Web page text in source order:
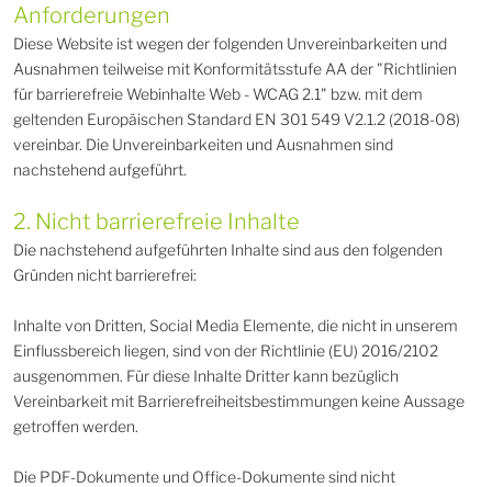
Anforderungen
Diese Website ist wegen der folgenden Unvereinbarkeiten und
Ausnahmen teilweise mit Konformitätsstufe AA der "Richtlinien
für barrierefreie Webinhalte Web - WCAG 2.1" bzw. mit dem
geltenden Europäischen Standard EN 301 549 V2.1.2 (2018-08)
vereinbar. Die Unvereinbarkeiten und Ausnahmen sind
nachstehend aufgeführt.
2. Nicht barrierefreie Inhalte
Die nachstehend aufgeführten Inhalte sind aus den folgenden
Gründen nicht barrierefrei:
Inhalte von Dritten, Social Media Elemente, die nicht in unserem
Einflussbereich liegen, sind von der Richtlinie (EU) 2016/2102
ausgenommen. Für diese Inhalte Dritter kann bezüglich
Vereinbarkeit mit Barrierefreiheitsbestimmungen keine Aussage
getroffen werden.
Die PDF-Dokumente und Office-Dokumente sind nicht